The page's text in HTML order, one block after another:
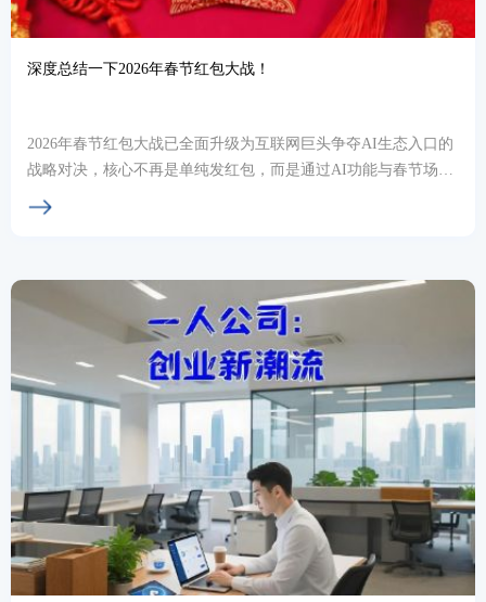
深度总结一下2026年春节红包大战！
2026年春节红包大战已全面升级为互联网巨头争夺AI生态入口的
战略对决，核心不再是单纯发红包，而是通过AI功能与春节场景
深度绑定，培养用户使用习惯。腾讯、百度、...